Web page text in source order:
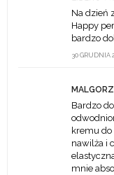
30 GRUDNIA
Na dzień
Happy
bardzo
Bardzo
kremu
nawilża i
mnie